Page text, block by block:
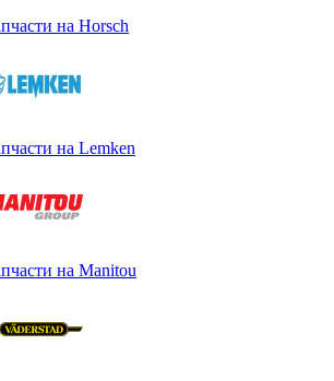
на Horsch
на Lemken
на Manitou